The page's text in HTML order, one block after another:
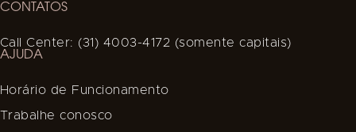
CONTATOS
Call Center: (31) 4003-4172 (somente capitais)
AJUDA
Horário de Funcionamento
Trabalhe conosco